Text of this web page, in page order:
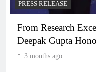
PRESS RELEASE
From Research
Deepak Gupta
3 months ago